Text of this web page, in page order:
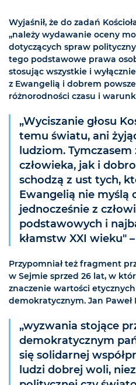
Wyjaśnił, że do zadań
„należy wydawanie oceny
dotyczących spraw
tego podstawowe prawa
stosując wszystkie i
z Ewangelią i dobrem
różnorodności czasu i
„Wyciszanie głosu
temu światu, ani
ludziom.
człowieka, jak i
schodzą z ust tych,
Ewangelią nie myślą
jednocześnie z
podstawowych i
kłamstw XXI wieku"
Przypomniał też fragment
w Sejmie sprzed 26 lat, w
znaczenie wartości
demokratycznym. Jan Paweł
„wyzwania stojące
demokratycznym
się solidarnej
ludzi dobrej woli,